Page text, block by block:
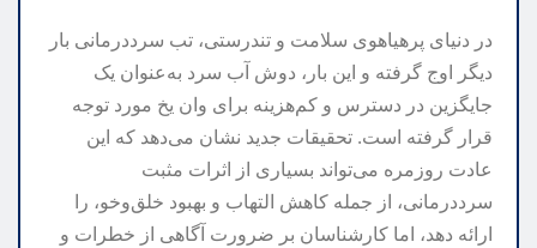
در دنیای پرهیاهوی سلامت و تندرستی، تب سرددرمانی بار
دیگر اوج گرفته و این بار، دوش آب سرد به‌عنوان یک
جایگزین در دسترس و کم‌هزینه برای وان یخ مورد توجه
قرار گرفته است. تحقیقات جدید نشان می‌دهد که این
عادت روزمره می‌تواند بسیاری از اثرات مثبت
سرددرمانی، از جمله کاهش التهاب و بهبود خلق‌وخو، را
ارائه دهد، اما کارشناسان بر ضرورت آگاهی از خطرات و